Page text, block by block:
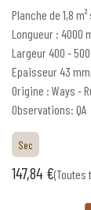
Planche de 1,8
Longueur : 4000
Largeur 400 -
Epaisseur 43 mm,
Origine : Ways -
Observations: QA
Sec
147,84 €